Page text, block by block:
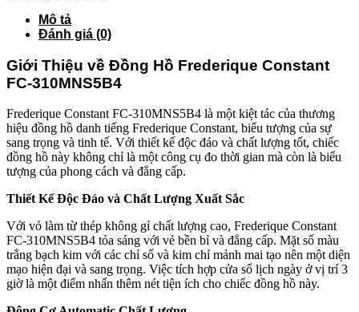
Mô tả
Đánh giá (0)
Giới Thiệu về Đồng Hồ Frederique Constant
FC-310MNS5B4
Frederique Constant FC-310MNS5B4 là một kiệt tác của thương
hiệu đồng hồ danh tiếng Frederique Constant, biểu tượng của sự
sang trọng và tinh tế. Với thiết kế độc đáo và chất lượng tốt, chiếc
đồng hồ này không chỉ là một công cụ đo thời gian mà còn là biểu
tượng của phong cách và đẳng cấp.
Thiết Kế Độc Đáo và Chất Lượng Xuất Sắc
Với vỏ làm từ thép không gỉ chất lượng cao, Frederique Constant
FC-310MNS5B4 tỏa sáng với vẻ bền bỉ và đẳng cấp. Mặt số màu
trắng bạch kim với các chỉ số và kim chỉ mảnh mai tạo nên một diện
mạo hiện đại và sang trọng. Việc tích hợp cửa sổ lịch ngày ở vị trí 3
giờ là một điểm nhấn thêm nét tiện ích cho chiếc đồng hồ này.